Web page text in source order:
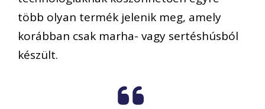
több olyan termék jelenik meg, amely
korábban csak marha- vagy sertéshúsból
készült.